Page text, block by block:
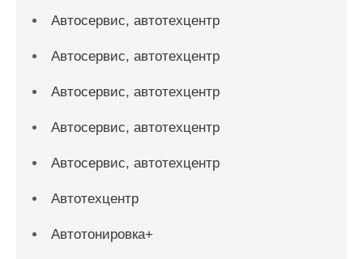
Автосервис, автотехцентр
Автосервис, автотехцентр
Автосервис, автотехцентр
Автосервис, автотехцентр
Автосервис, автотехцентр
Автотехцентр
Автотонировка+